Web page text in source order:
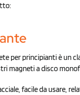
nte
per principianti è un
magneti a disco
facile da usare,